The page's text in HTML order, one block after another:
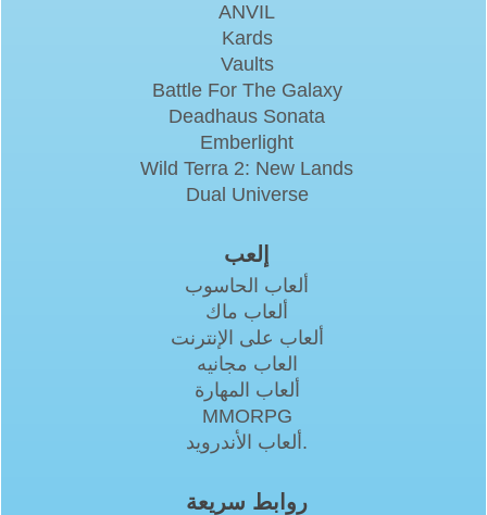
ANVIL
Kards
Vaults
Battle For The Galaxy
Deadhaus Sonata
Emberlight
Wild Terra 2: New Lands
Dual Universe
إلعب
ألعاب الحاسوب
ألعاب ماك
ألعاب على الإنترنت
العاب مجانيه
ألعاب المهارة
MMORPG
ألعاب الأندرويد.
روابط سريعة